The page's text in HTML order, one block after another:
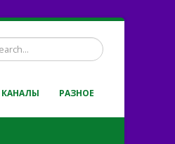
КАНАЛЫ РАЗНОЕ